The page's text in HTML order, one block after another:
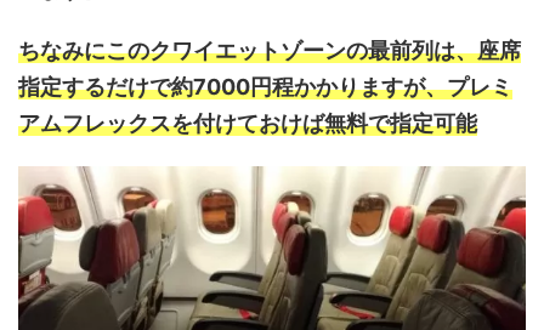
ちなみにこのクワイエットゾーンの最前列は、座席
指定するだけで約7000円程かかりますが、プレミ
アムフレックスを付けておけば無料で指定可能